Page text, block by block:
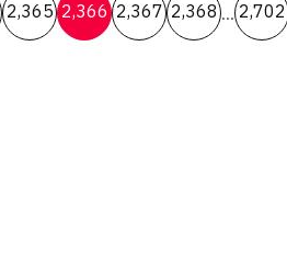
2,365 2,366 2,367 2,368 … 2,702